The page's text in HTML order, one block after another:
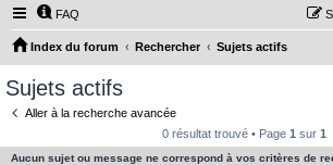
FAQ
Index du forum Rechercher Sujets actifs
Sujets actifs
Aller à la recherche avancée
0 résultat trouvé • Page 1 sur 1
Aucun sujet ou message ne correspond à vos critères de